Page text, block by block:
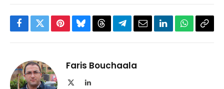
Facebook
TwitterPinterestBlueskyThreadsPartager
Telegram
EmailLinkedInWhatsApp
Faris Bouchaala
LinkedIn